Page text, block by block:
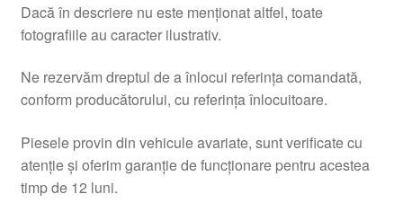
Dacă în descriere nu este menționat altfel, toate
fotografiile au caracter ilustrativ.
Ne rezervăm dreptul de a înlocui referința comandată,
conform producătorului, cu referința înlocuitoare.
Piesele provin din vehicule avariate, sunt verificate cu
atenție și oferim garanție de funcționare pentru acestea
timp de 12 luni.